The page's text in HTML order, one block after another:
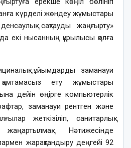
күрделі жөндеу жұмыстары
сақтауды жаңғырту»
екі нысанның құрылысы қолға
ұйымдарды заманауи
қамтамасыз ету жұмыстары
дейін өңірге компьютерлік
заманауи рентген және
жеткізіліп, санитарлық
Нәтижесінде
жарақтандыру деңгейі 92